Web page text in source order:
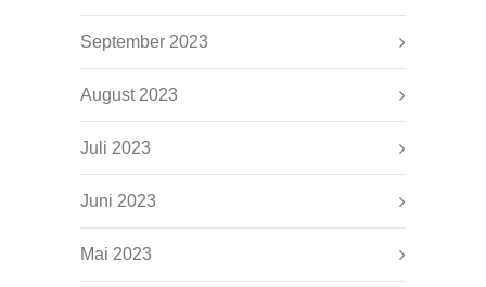
September 2023
August 2023
Juli 2023
Juni 2023
Mai 2023